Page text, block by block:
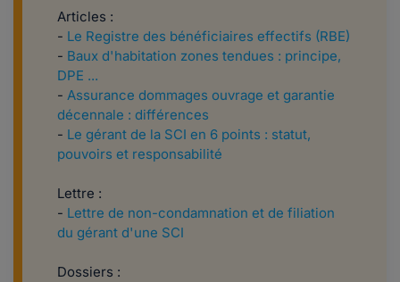
Articles :
- Le Registre des bénéficiaires effectifs (RBE)
- Baux d'habitation zones tendues : principe,
DPE ...
- Assurance dommages ouvrage et garantie
décennale : différences
- Le gérant de la SCI en 6 points : statut,
pouvoirs et responsabilité
Lettre :
- Lettre de non-condamnation et de filiation
du gérant d'une SCI
Dossiers :